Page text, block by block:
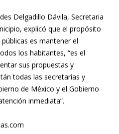
Delgadillo Dávila, Secretaria
explicó que el propósito
es mantener el
los habitantes, “es el
sus propuestas y
todas las secretarías y
de México y el Gobierno
inmediata”.